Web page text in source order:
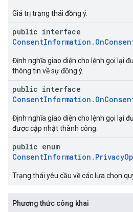
Giá trị trạng thái đồng ý.
public interface
Định nghĩa giao diện cho lệnh gọi lại
thông tin về sự đồng ý.
public interface
Định nghĩa giao diện cho lệnh gọi lại
được cập nhật thành công.
public enum
Trạng thái yêu cầu về các lựa chọn
Phương thức công khai